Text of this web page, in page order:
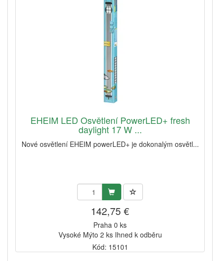
EHEIM LED Osvětlení PowerLED+ fresh
daylight 17 W ...
Nové osvětlení EHEIM powerLED+ je dokonalým osvětl...
142,75 €
Praha 0 ks
Vysoké Mýto 2 ks Ihned k odběru
Kód: 15101